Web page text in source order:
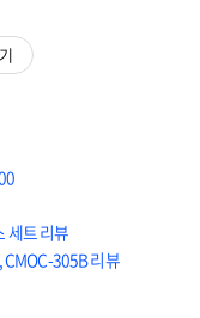
세트 리뷰
305B 리뷰